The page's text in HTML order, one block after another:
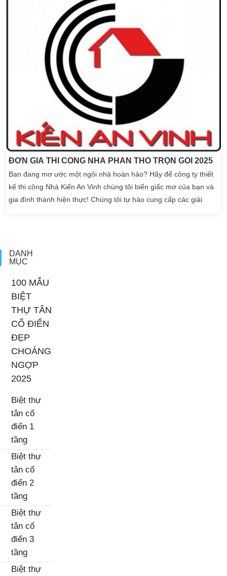
ĐƠN GIÁ THI CÔNG NHÀ PHẦN THÔ TRỌN GÓI 2025
Bạn đang mơ ước một ngôi nhà hoàn hảo? Hãy để công ty thiết
kế thi công Nhà Kiến An Vinh chúng tôi biến giấc mơ của bạn và
gia đình thành hiện thực! Chúng tôi tự hào cung cấp các giải
DANH
MỤC
100 MẪU
BIỆT
THỰ TÂN
CỔ ĐIỂN
ĐẸP
CHOÁNG
NGỢP
2025
Biệt thự
tân cổ
điển 1
tầng
Biệt thự
tân cổ
điển 2
tầng
Biệt thự
tân cổ
điển 3
tầng
Biệt thự